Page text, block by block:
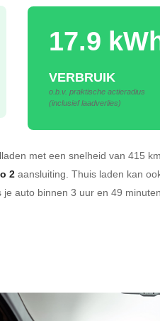
17.9
VERBRUIK
o.b.v. praktische actieradius
(inclusief laadverlies)
met een snelheid van 415
2 aansluiting. Thuis laden kan
je auto binnen 3 uur en 49